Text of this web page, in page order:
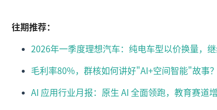
往期推荐：
2026年一季度理想汽车：纯电车型以价换量，
毛利率80%，群核如何讲好"AI+空间智能"故事
AI 应用行业月报：原生 AI 全面领跑，教育赛道